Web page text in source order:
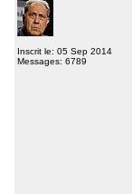
Inscrit le: 05 Sep 2014
Messages: 6789